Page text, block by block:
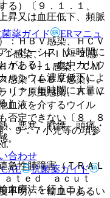
昇又は血圧低下、頻脈
シドーシス［短時間に
がある］、血中カリウ
ルシウム濃度低下によ
［＊：短時間に大量に
］。
悪寒、戦慄、頭痛・
。
血療法を行うこと。
る）〔９．１．１、
：ＨＢＶ感染、ＨＣＶ
感染、ＨＩＶ−２感
ＴＬＶ−１感染、ＣＭ
感染（ＥＢＶ感染）、
リア原虫感染、ＨＥＶ
血液を介するウイル
否定できない〔８．８
９．７小児等の項参
性肺障害（ＴＲＡＬ
ａｔｅｄ ａｃｕｔ
明）：輸血中あるい
薬ガイド
ERマニュ
合わせ
抗菌薬ガイド